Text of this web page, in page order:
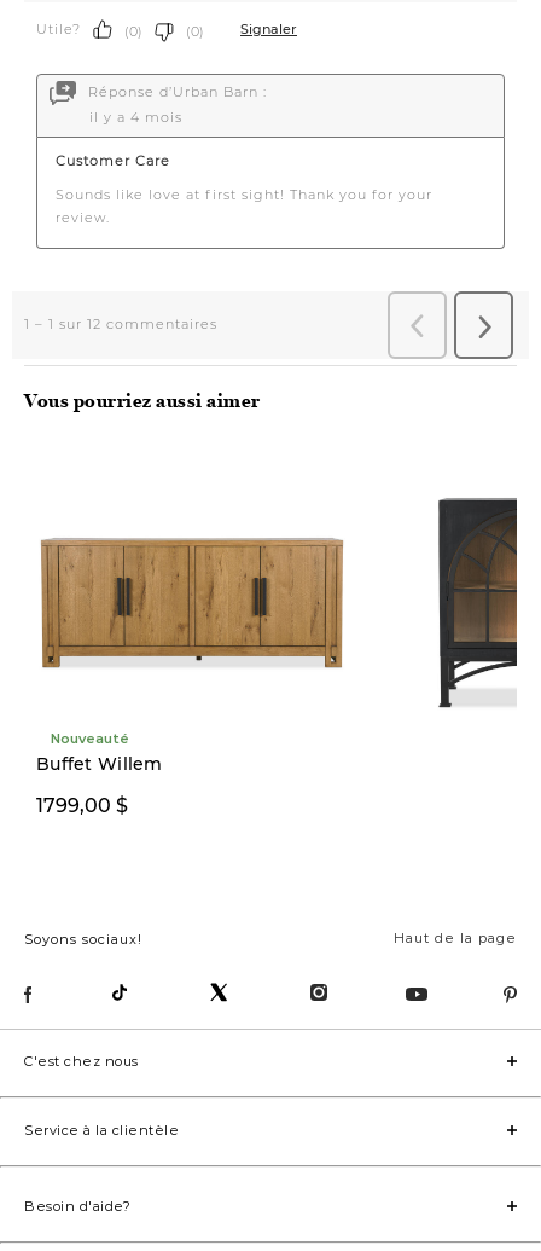
Vous pourriez aussi aimer
Nouveauté
Buffet Willem
1799,00 $
Haut de la page
Soyons sociaux!
C'est chez nous
Service à la clientèle
Besoin d'aide?